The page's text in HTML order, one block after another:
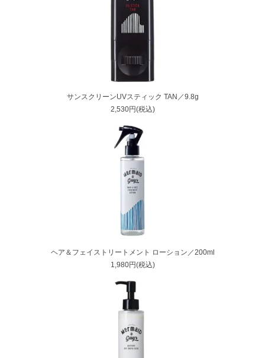
サンスクリーンUVスティック TAN／9.8g
2,530円(税込)
ヘア＆フェイストリートメント ローション／200ml
1,980円(税込)